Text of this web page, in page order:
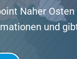
Naher
und